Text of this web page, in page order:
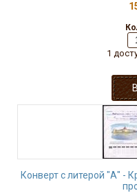
1
Конверт с литерой "А" -